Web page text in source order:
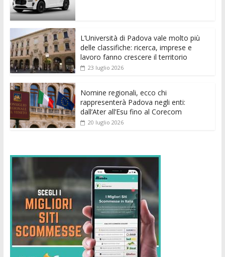
o
o
k p er
L’Università di Padova vale molto più
delle classifiche: ricerca, imprese e
lavoro fanno crescere il territorio
23 luglio 2026
Nomine regionali, ecco chi
rappresenterà Padova negli enti:
dall’Ater all’Esu fino al Corecom
20 luglio 2026